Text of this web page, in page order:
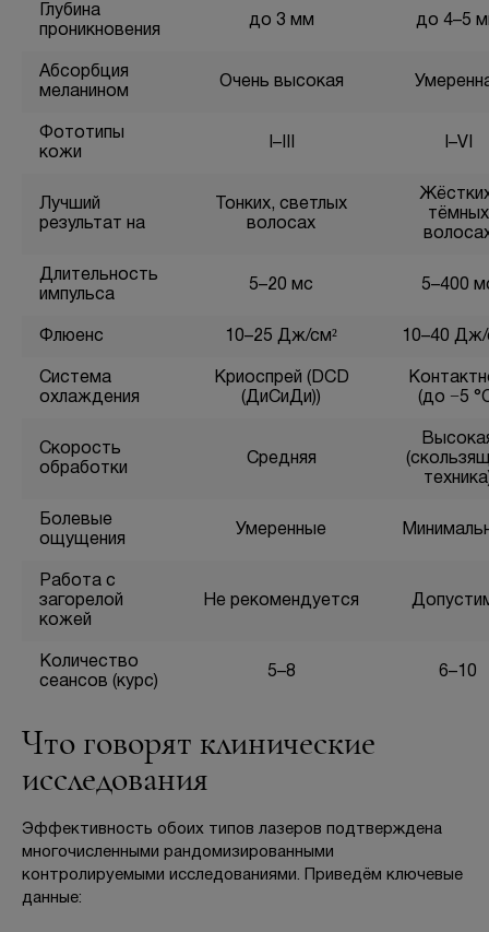
Глубина
проникновения
до 3 мм до 4–5
Абсорбция
меланином
Очень высокая
Фототипы
кожи
I–III I–VI
Лучший
результат на
Тонких, светлых
волосах
тёмных
Длительность
импульса
5–20 мс 5–400
Флюенс 10–25 Дж/см² 10–40 Дж/
Система
охлаждения
Криоспрей (DCD
(ДиСиДи))
(до −5
Скорость
обработки
Средняя
Болевые
ощущения
Умеренные
Работа с
загорелой
кожей
Не рекомендуется
Количество
сеансов (курс)
5–8 6–10
Что говорят клинические
исследования
Эффективность обоих типов лазеров подтверждена
многочисленными рандомизированными
контролируемыми исследованиями. Приведём ключевые
данные: